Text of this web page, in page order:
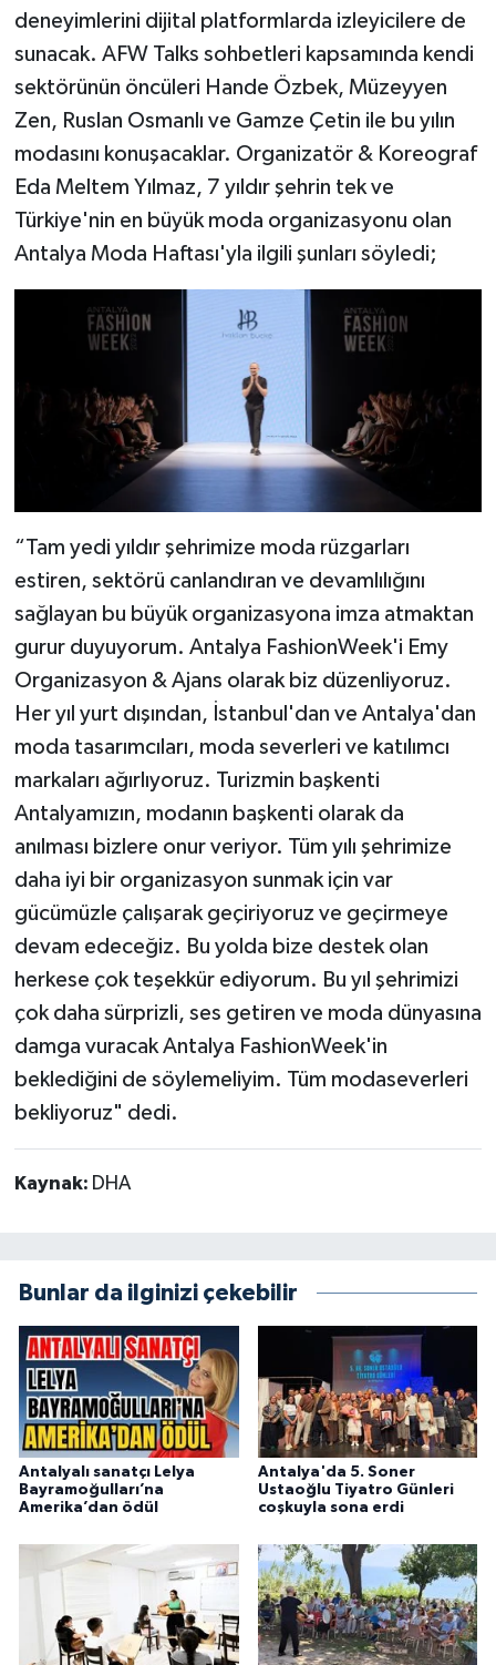
deneyimlerini dijital platformlarda izleyicilere de
sunacak. AFW Talks sohbetleri kapsamında kendi
sektörünün öncüleri Hande Özbek, Müzeyyen
Zen, Ruslan Osmanlı ve Gamze Çetin ile bu yılın
modasını konuşacaklar. Organizatör & Koreograf
Eda Meltem Yılmaz, 7 yıldır şehrin tek ve
Türkiye'nin en büyük moda organizasyonu olan
Antalya Moda Haftası'yla ilgili şunları söyledi;
“Tam yedi yıldır şehrimize moda rüzgarları
estiren, sektörü canlandıran ve devamlılığını
sağlayan bu büyük organizasyona imza atmaktan
gurur duyuyorum. Antalya FashionWeek'i Emy
Organizasyon & Ajans olarak biz düzenliyoruz.
Her yıl yurt dışından, İstanbul'dan ve Antalya'dan
moda tasarımcıları, moda severleri ve katılımcı
markaları ağırlıyoruz. Turizmin başkenti
Antalyamızın, modanın başkenti olarak da
anılması bizlere onur veriyor. Tüm yılı şehrimize
daha iyi bir organizasyon sunmak için var
gücümüzle çalışarak geçiriyoruz ve geçirmeye
devam edeceğiz. Bu yolda bize destek olan
herkese çok teşekkür ediyorum. Bu yıl şehrimizi
çok daha sürprizli, ses getiren ve moda dünyasına
damga vuracak Antalya FashionWeek'in
beklediğini de söylemeliyim. Tüm modaseverleri
bekliyoruz" dedi.
Kaynak: DHA
Bunlar da ilginizi çekebilir
Antalyalı sanatçı Lelya
Bayramoğulları’na
Amerika’dan ödül
Antalya'da 5. Soner
Ustaoğlu Tiyatro Günleri
coşkuyla sona erdi